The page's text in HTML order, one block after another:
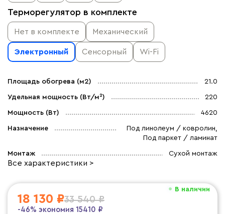
Терморегулятор в комплекте
Нет в комплекте Механический
Электронный Сенсорный Wi-Fi
Площадь обогрева (м2) 21.0
Удельная мощность (Вт/м²) 220
Мощность (Вт) 4620
Назначение
Под линолеум / ковролин,
Под паркет / ламинат
Монтаж Сухой монтаж
Все характеристики >
В наличии
18 130 ₽33 540 ₽
-46% экономия 15410 ₽